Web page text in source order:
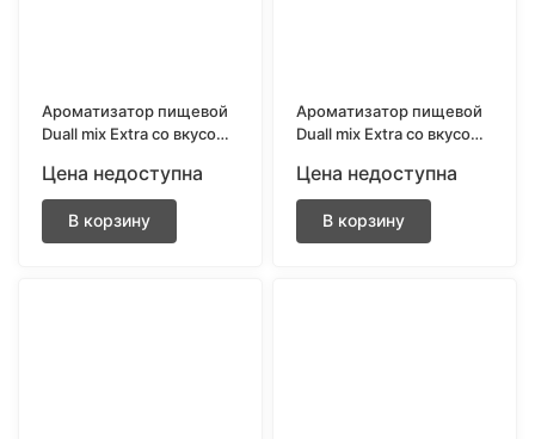
Ароматизатор пищевой
Duall mix Extra со вкусом
мл.
Цена недоступна
В корзину
Ароматизатор пищевой
Duall mix Extra со вкусом
Цена недоступна
В корзину